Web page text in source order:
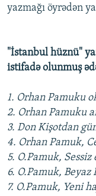
yazmağı öyrədən
"İstanbul hüznü"
istifadə olunmuş
1. Orhan Pamuku
2. Orhan Pamuku
3. Don Kişotdan
4. Orhan Pamuk,
5. O.Pamuk, Sessiz
6. O.Pamuk, Beyaz
7. O.Pamuk, Yeni